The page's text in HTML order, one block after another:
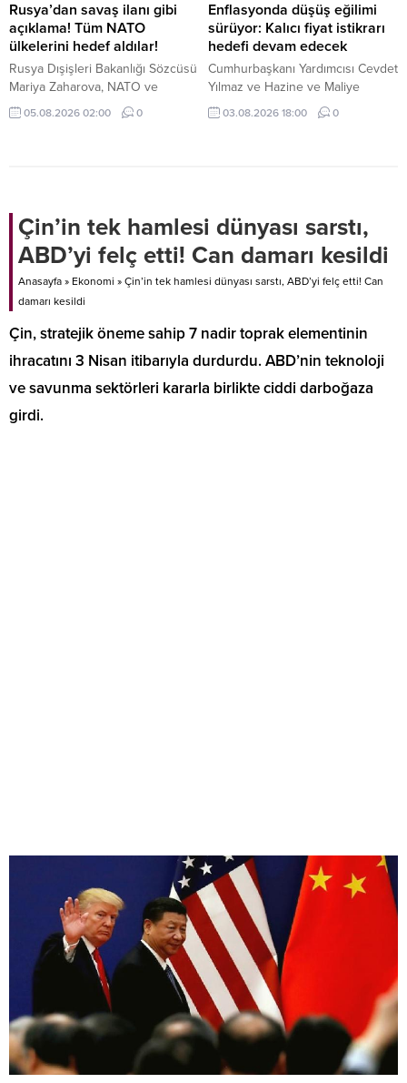
Rusya’dan savaş ilanı gibi
açıklama! Tüm NATO
ülkelerini hedef aldılar!
Rusya Dışişleri Bakanlığı Sözcüsü
Mariya Zaharova, NATO ve
Avrupa Birliği’nin (AB) uluslararası
terörizmin bir parçası haline
05.08.2026 02:00 0
Enflasyonda düşüş eğilimi
sürüyor: Kalıcı fiyat istikrarı
hedefi devam edecek
Cumhurbaşkanı Yardımcısı Cevdet
Yılmaz ve Hazine ve Maliye
Bakanı Mehmet Şimşek, temmuz
ayı enflasyon verilerini
03.08.2026 18:00 0
Çin’in tek hamlesi dünyası sarstı,
ABD’yi felç etti! Can damarı kesildi
Anasayfa » Ekonomi » Çin’in tek hamlesi dünyası sarstı, ABD’yi felç etti! Can
damarı kesildi
Çin, stratejik öneme sahip 7 nadir toprak elementinin
ihracatını 3 Nisan itibarıyla durdurdu. ABD’nin teknoloji
ve savunma sektörleri kararla birlikte ciddi darboğaza
girdi.